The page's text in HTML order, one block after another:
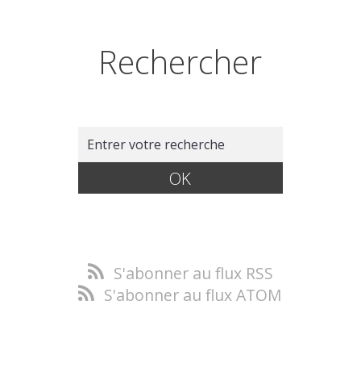
Rechercher
S'abonner au flux RSS
S'abonner au flux ATOM